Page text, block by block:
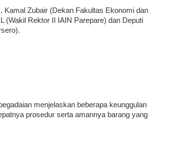
Kamal Zubair (Dekan Fakultas Ekonomi dan
(Wakil Rektor II IAIN Parepare) dan Deputi
menjelaskan beberapa keunggulan
prosedur serta amannya barang yang